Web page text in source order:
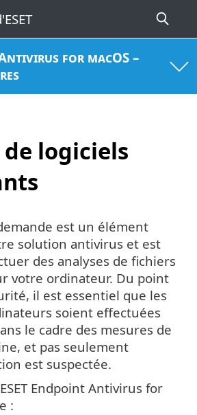
for macOS –
logiciels
est un élément
solution antivirus et est
des analyses de fichiers
votre ordinateur. Du point
il est essentiel que les
soient effectuées
le cadre des mesures de
et pas seulement
est suspectée.
Endpoint Antivirus for
: